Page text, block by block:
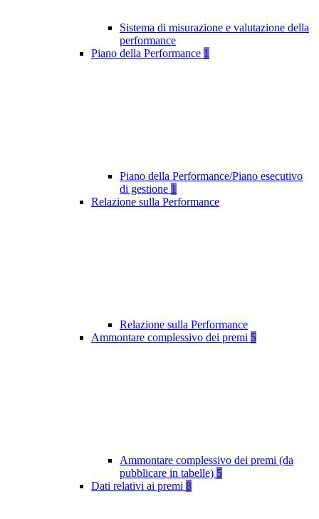
Sistema di misurazione e valutazione della
performance
Piano della Performance 1
Piano della Performance/Piano esecutivo
di gestione 1
Relazione sulla Performance
Relazione sulla Performance
Ammontare complessivo dei premi 5
Ammontare complessivo dei premi (da
pubblicare in tabelle) 5
Dati relativi ai premi 8